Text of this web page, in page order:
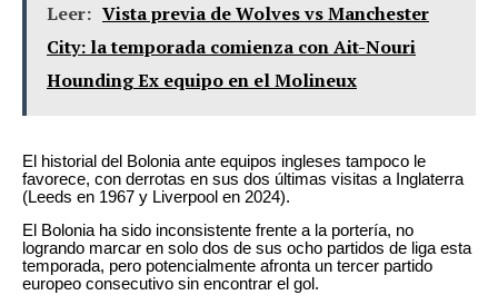
Leer: Vista previa de Wolves vs Manchester
City: la temporada comienza con Ait-Nouri
Hounding Ex equipo en el Molineux
El historial del Bolonia ante equipos ingleses tampoco le
favorece, con derrotas en sus dos últimas visitas a Inglaterra
(Leeds en 1967 y Liverpool en 2024).
El Bolonia ha sido inconsistente frente a la portería, no
logrando marcar en solo dos de sus ocho partidos de liga esta
temporada, pero potencialmente afronta un tercer partido
europeo consecutivo sin encontrar el gol.